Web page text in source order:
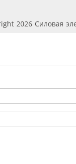
2026 Силовая